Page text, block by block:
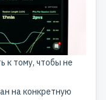
к тому, чтобы не
на конкретную